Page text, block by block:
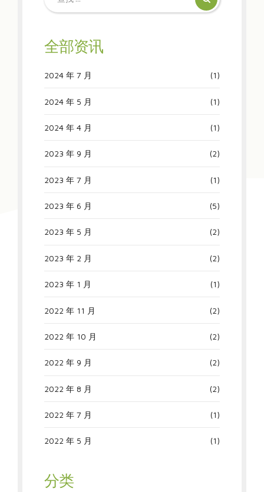
全部资讯
2024 年 7 月 (1)
2024 年 5 月 (1)
2024 年 4 月 (1)
2023 年 9 月 (2)
2023 年 7 月 (1)
2023 年 6 月 (5)
2023 年 5 月 (2)
2023 年 2 月 (2)
2023 年 1 月 (1)
2022 年 11 月 (2)
2022 年 10 月 (2)
2022 年 9 月 (2)
2022 年 8 月 (2)
2022 年 7 月 (1)
2022 年 5 月 (1)
分类